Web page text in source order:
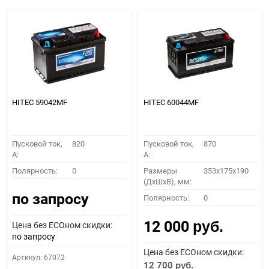
HITEC 59042MF
Пусковой ток,
A:
820
Полярность: 0
по запросу
Цена без ECOном скидки:
по запросу
Артикул: 67072
HITEC 60044MF
Пусковой ток,
A:
870
Размеры
(ДхШхВ), мм:
353x175x190
Полярность: 0
12 000 руб.
Цена без ECOном скидки:
12 700 руб.